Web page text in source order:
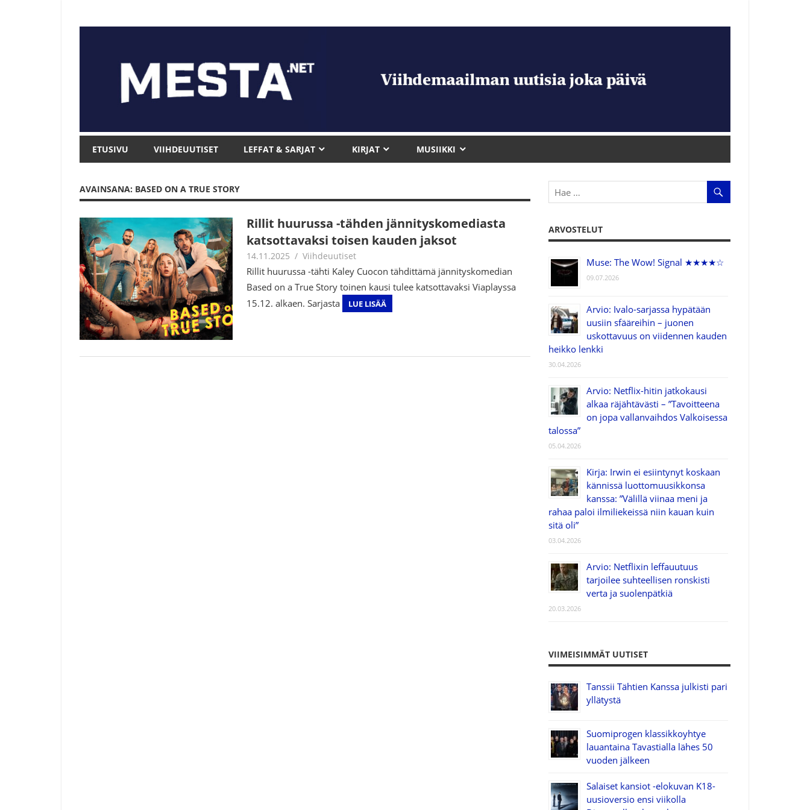
Mesta.net
ETUSIVU VIIHDEUUTISET LEFFAT & SARJAT KIRJAT MUSIIKKI
AVAINSANA: BASED ON A TRUE STORY
Rillit huurussa -tähden jännityskomediasta
katsottavaksi toisen kauden jaksot
14.11.2025 Juha Kaunisto
Viihdeuutiset
Rillit huurussa -tähti Kaley Cuocon tähdittämä jännityskomedian
Based on a True Story toinen kausi tulee katsottavaksi Viaplayssa
15.12. alkaen. Sarjasta
LUE LISÄÄ
ARVOSTELUT
Muse: The Wow! Signal ★★★★☆
09.07.2026
Arvio: Ivalo-sarjassa hypätään
uusiin sfääreihin – juonen
uskottavuus on viidennen kauden
heikko lenkki
30.04.2026
Arvio: Netflix-hitin jatkokausi
alkaa räjähtävästi – ”Tavoitteena
on jopa vallanvaihdos Valkoisessa
talossa”
05.04.2026
Kirja: Irwin ei esiintynyt koskaan
kännissä luottomuusikkonsa
kanssa: ”Välillä viinaa meni ja
rahaa paloi ilmiliekeissä niin kauan kuin
sitä oli”
03.04.2026
Arvio: Netflixin leffauutuus
tarjoilee suhteellisen ronskisti
verta ja suolenpätkiä
20.03.2026
VIIMEISIMMÄT UUTISET
Tanssii Tähtien Kanssa julkisti pari
yllätystä
Suomiprogen klassikkoyhtye
lauantaina Tavastialla lähes 50
vuoden jälkeen
Salaiset kansiot -elokuvan K18-
uusioversio ensi viikolla